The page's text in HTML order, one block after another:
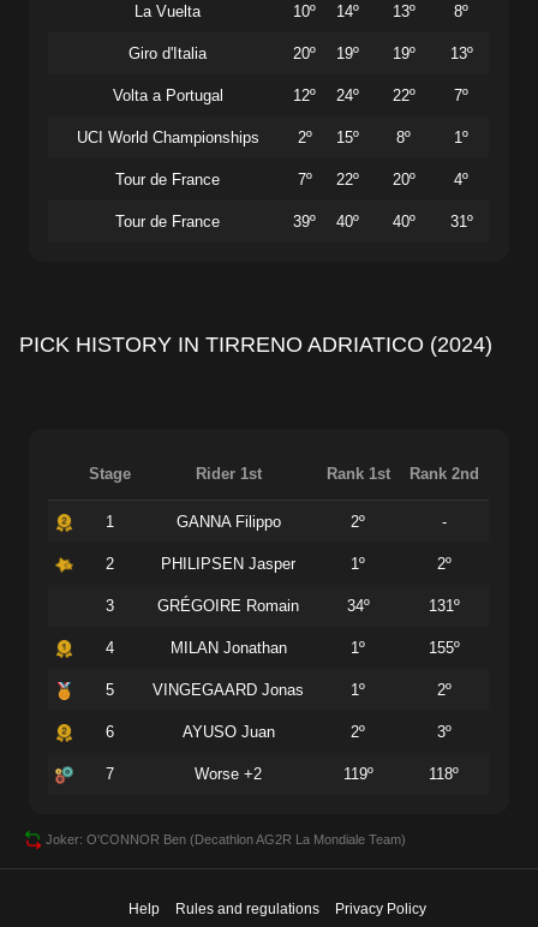
La Vuelta 10º 14º 13º 8º
Giro d'Italia 20º 19º 19º 13º
Volta a Portugal 12º 24º 22º 7º
UCI World Championships 2º 15º 8º 1º
Tour de France 7º 22º 20º 4º
Tour de France 39º 40º 40º 31º
PICK HISTORY IN TIRRENO ADRIATICO (2024)
Stage Rider 1st Rank 1st Rank 2nd
1 GANNA Filippo 2º -
2 PHILIPSEN Jasper 1º 2º
3 GRÉGOIRE Romain 34º 131º
4 MILAN Jonathan 1º 155º
5 VINGEGAARD Jonas 1º 2º
6 AYUSO Juan 2º 3º
7 Worse +2 119º 118º
Joker: O'CONNOR Ben (Decathlon AG2R La Mondiale Team)
Help Rules and regulations Privacy Policy